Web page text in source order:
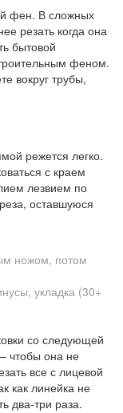
фен. В сложных
резать когда она
бытовой
феном.
вокруг трубы,
режется легко.
с краем
лезвием по
оставшуюся
ножом, потом
со следующей
чтобы она не
все с лицевой
как линейка не
два-три раза.